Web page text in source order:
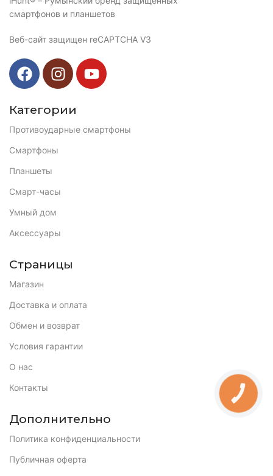
смартфонов и планшетов
Веб-сайт защищен reCAPTCHA V3
Категории
Противоударные смартфоны
Смартфоны
Планшеты
Смарт-часы
Умный дом
Аксессуары
Страницы
Магазин
Доставка и оплата
Обмен и возврат
Условия гарантии
О нас
Контакты
Дополнительно
Политика конфиденциальности
Публичная оферта
КНОПКА
ЗВ'ЯЗКУ